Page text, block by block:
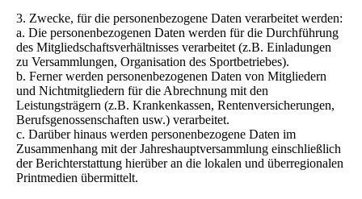
3. Zwecke, für die personenbezogene Daten verarbeitet werden:
a. Die personenbezogenen Daten werden für die Durchführung
des Mitgliedschaftsverhältnisses verarbeitet (z.B. Einladungen
zu Versammlungen, Organisation des Sportbetriebes).
b. Ferner werden personenbezogenen Daten von Mitgliedern
und Nichtmitgliedern für die Abrechnung mit den
Leistungsträgern (z.B. Krankenkassen, Rentenversicherungen,
Berufsgenossenschaften usw.) verarbeitet.
c. Darüber hinaus werden personenbezogene Daten im
Zusammenhang mit der Jahreshauptversammlung einschließlich
der Berichterstattung hierüber an die lokalen und überregionalen
Printmedien übermittelt.